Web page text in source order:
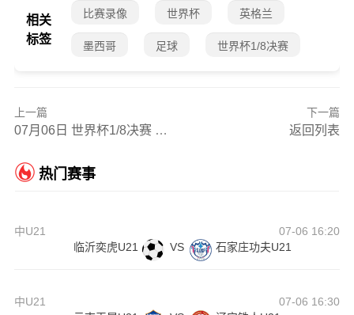
相关
标签
比赛录像 世界杯 英格兰
墨西哥 足球 世界杯1/8决赛
上一篇
07月06日 世界杯1/8决赛 巴西vs挪威 全场录像
下一篇
返回列表
热门赛事
中U21
07-06 16:20
临沂奕虎U21
VS 石家庄功夫U21
中U21
07-06 16:30